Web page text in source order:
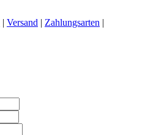
| Versand | Zahlungsarten |